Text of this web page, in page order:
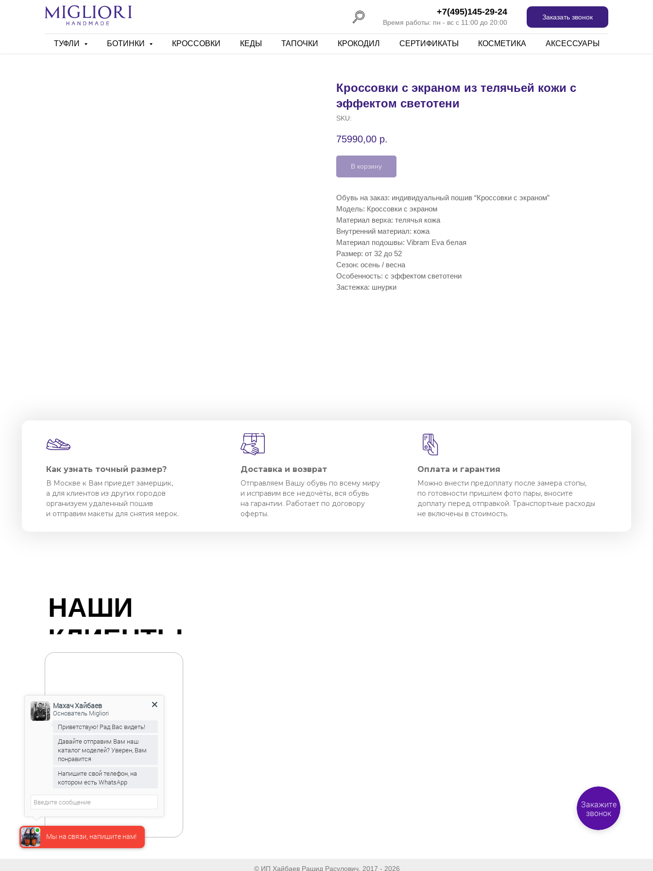
+7(495)145-29-24
Время работы: пн - вс с 11:00 до 20:00
Заказать звонок
ТУФЛИ БОТИНКИ КРОССОВКИ КЕДЫ ТАПОЧКИ КРОКОДИЛ СЕРТИФИКАТЫ КОСМЕТИКА АКСЕССУАРЫ
Кроссовки с экраном из телячьей кожи с
эффектом светотени
SKU:
75990,00 р.
В корзину
Обувь на заказ: индивидуальный пошив “Кроссовки с экраном”
Модель: Кроссовки с экраном
Материал верха: телячья кожа
Внутренний материал: кожа
Материал подошвы: Vibram Eva белая
Размер: от 32 до 52
Сезон: осень / весна
Особенность: с эффектом светотени
Застежка: шнурки
Доставка и возврат
В Москве к Вам приедет замерщик,
а для клиентов из других городов
организуем удаленный пошив
и отправим макеты для снятия мерок.
Как узнать точный размер?
Отправляем Вашу обувь по всему миру
и исправим все недочёты, вся обувь
на гарантии. Работает по договору
оферты.
Оплата и гарантия
Можно внести предоплату после замера стопы,
по готовности пришлем фото пары, вносите
доплату перед отправкой. Транспортные расходы
не включены в стоимость.
НАШИ
КЛИЕНТЫ
© ИП Хайбаев Рашид Расулович, 2017 - 2026
Закажите
звонок
Мы на связи, напишите нам!
Махач Хайбаев
Основатель Migliori
Приветствую! Рад Вас видеть!
Давайте отправим Вам наш
каталог моделей? Уверен, Вам
понравится
Напишите свой телефон, на
котором есть WhatsApp